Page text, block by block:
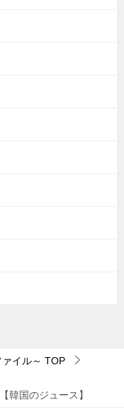
イル～ TOP
韓国のジュース】